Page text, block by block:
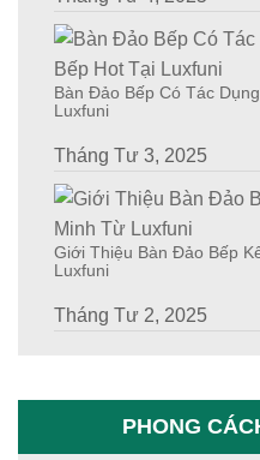
Bàn Đảo Bếp Có Tác
Luxfuni
Tháng Tư 3, 2025
Giới Thiệu Bàn Đảo Bếp
Luxfuni
Tháng Tư 2, 2025
PHONG